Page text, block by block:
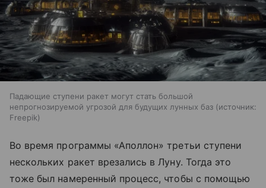
Падающие ступени ракет могут стать большой
непрогнозируемой угрозой для будущих лунных баз
источник:
Freepik
Во время программы «Аполлон» третьи ступени
нескольких ракет врезались в Луну. Тогда это
тоже был намеренный процесс, чтобы с помощью